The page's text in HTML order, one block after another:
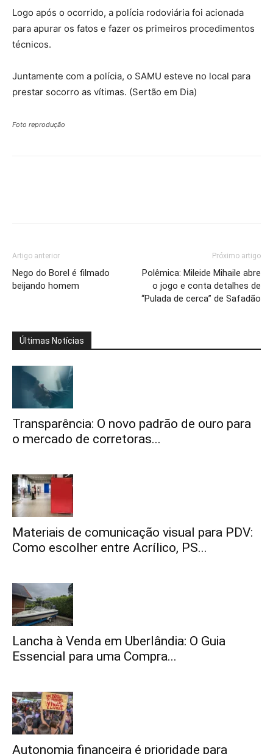
Logo após o ocorrido, a polícia rodoviária foi acionada
para apurar os fatos e fazer os primeiros procedimentos
técnicos.
Juntamente com a polícia, o SAMU esteve no local para
prestar socorro as vítimas. (Sertão em Dia)
Foto reprodução
Artigo anterior
Nego do Borel é filmado
beijando homem
Próximo artigo
Polêmica: Mileide Mihaile abre
o jogo e conta detalhes de
“Pulada de cerca” de Safadão
Últimas Notícias
Transparência: O novo padrão de ouro para
o mercado de corretoras...
Materiais de comunicação visual para PDV:
Como escolher entre Acrílico, PS...
Lancha à Venda em Uberlândia: O Guia
Essencial para uma Compra...
Autonomia financeira é prioridade para